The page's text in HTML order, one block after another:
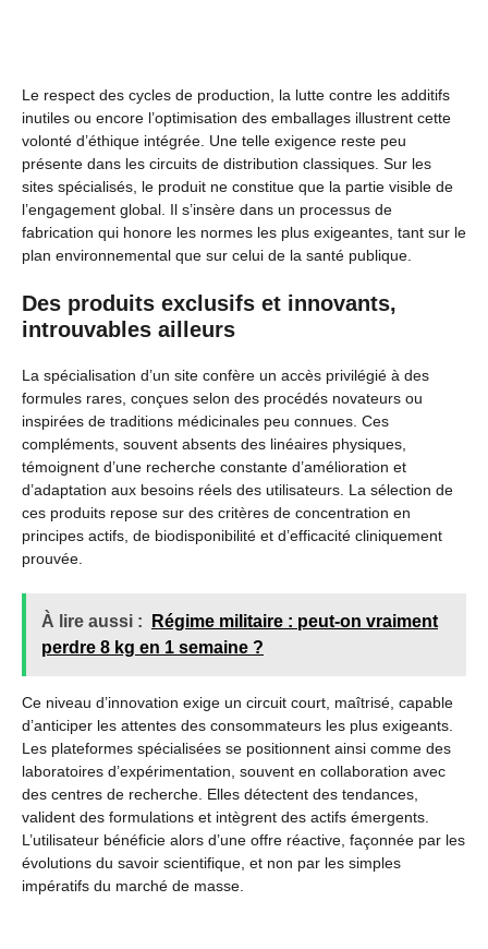
Le respect des cycles de production, la lutte contre les additifs
inutiles ou encore l’optimisation des emballages illustrent cette
volonté d’éthique intégrée. Une telle exigence reste peu
présente dans les circuits de distribution classiques. Sur les
sites spécialisés, le produit ne constitue que la partie visible de
l’engagement global. Il s’insère dans un processus de
fabrication qui honore les normes les plus exigeantes, tant sur le
plan environnemental que sur celui de la santé publique.
Des produits exclusifs et innovants,
introuvables ailleurs
La spécialisation d’un site confère un accès privilégié à des
formules rares, conçues selon des procédés novateurs ou
inspirées de traditions médicinales peu connues. Ces
compléments, souvent absents des linéaires physiques,
témoignent d’une recherche constante d’amélioration et
d’adaptation aux besoins réels des utilisateurs. La sélection de
ces produits repose sur des critères de concentration en
principes actifs, de biodisponibilité et d’efficacité cliniquement
prouvée.
À lire aussi :
Régime militaire : peut-on vraiment
perdre 8 kg en 1 semaine ?
Ce niveau d’innovation exige un circuit court, maîtrisé, capable
d’anticiper les attentes des consommateurs les plus exigeants.
Les plateformes spécialisées se positionnent ainsi comme des
laboratoires d’expérimentation, souvent en collaboration avec
des centres de recherche. Elles détectent des tendances,
valident des formulations et intègrent des actifs émergents.
L’utilisateur bénéficie alors d’une offre réactive, façonnée par les
évolutions du savoir scientifique, et non par les simples
impératifs du marché de masse.